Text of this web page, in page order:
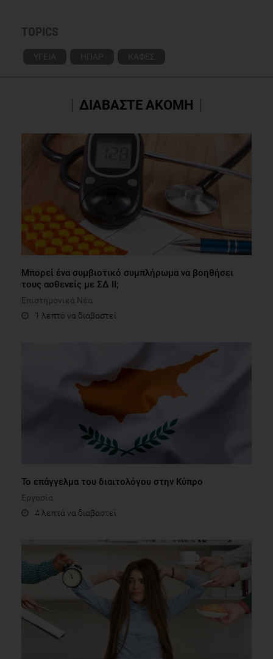
TOPICS
ΥΓΕΙΑ ΗΠΑΡ ΚΑΦΕΣ
ΔΙΑΒΑΣΤΕ ΑΚΟΜΗ
Μπορεί ένα συμβιοτικό συμπλήρωμα να βοηθήσει
τους ασθενείς με ΣΔ ΙΙ;
Επιστημονικά Νέα
1 λεπτό να διαβαστεί
Το επάγγελμα του διαιτολόγου στην Κύπρο
Εργασία
4 λεπτά να διαβαστεί